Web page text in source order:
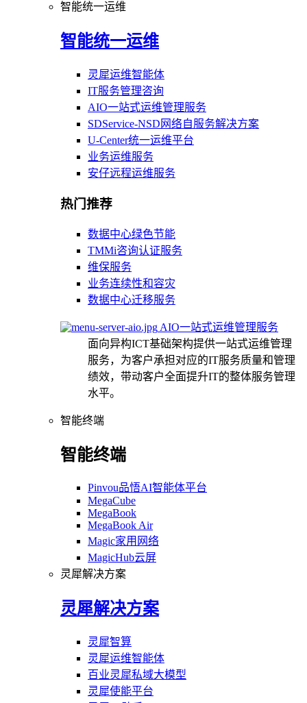
智能统一运维
智能统一运维
灵犀运维智能体
IT服务管理咨询
AIO一站式运维管理服务
SDService-NSD网络自服务解决方案
U-Center统一运维平台
业务运维服务
安仔远程运维服务
热门推荐
数据中心绿色节能
TMMi咨询认证服务
维保服务
业务连续性和容灾
数据中心迁移服务
AIO一站式运维管理服务
面向异构ICT基础架构提供一站式运维管理
服务，为客户承担对应的IT服务质量和管理
绩效，带动客户全面提升IT的整体服务管理
水平。
智能终端
智能终端
Pinvou品悟AI智能体平台
MegaCube
MegaBook
MegaBook Air
Magic家用网络
MagicHub云屏
灵犀解决方案
灵犀解决方案
灵犀智算
灵犀运维智能体
百业灵犀私域大模型
灵犀使能平台